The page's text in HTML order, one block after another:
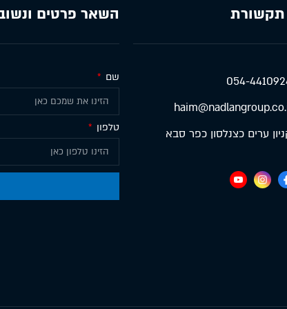
תקשורת
054-
ערים כצנלסון כפר סבא
השאר פרטים
שם
טלפון